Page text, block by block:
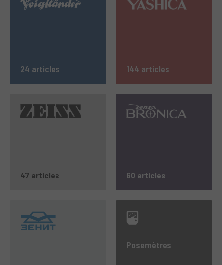
24 articles 144 articles
47 articles 60 articles
Posemètres